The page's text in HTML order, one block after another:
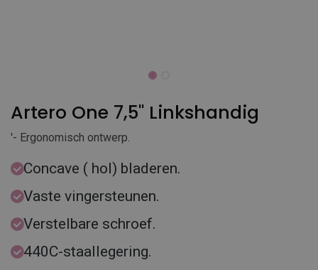
Artero One 7,5'' Linkshandig
'- Ergonomisch ontwerp.
Concave ( hol) bladeren.
Vaste vingersteunen.
Verstelbare schroef.
440C-staallegering.